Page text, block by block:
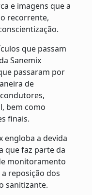
e imagens que a
recorrente,
que passam
Sanemix
passaram por
de
bem como
finais.
engloba a devida
que faz parte da
monitoramento
reposição dos
sanitizante.